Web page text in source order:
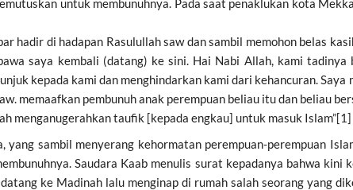
untuk membunuhnya. Pada saat penaklukan kota
hadir di hadapan Rasulullah saw dan sambil memohon belas
saya kembali (datang) ke sini. Hai Nabi Allah, kami
kepada kami dan menghindarkan kami dari kehancuran.
memaafkan pembunuh anak perempuan beliau itu dan beliau
menganugerahkan taufik [kepada engkau] untuk masuk Islam”[1]
sambil menyerang kehormatan perempuan-perempuan
Saudara Kaab menulis surat kepadanya bahwa
ke Madinah lalu menginap di rumah salah seorang yang